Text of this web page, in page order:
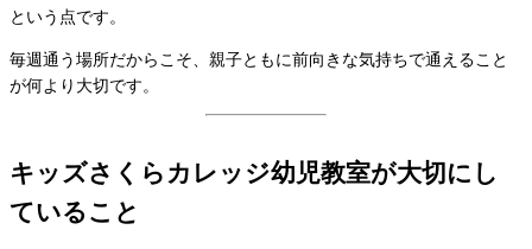
という点です。
毎週通う場所だからこそ、親子ともに前向きな気持ちで通えること
が何より大切です。
キッズさくらカレッジ幼児教室が大切にし
ていること